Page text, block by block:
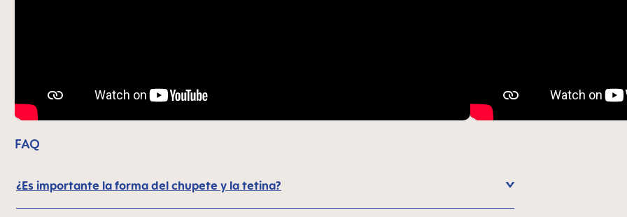
FAQ
¿Es importante la forma del chupete y la tetina?